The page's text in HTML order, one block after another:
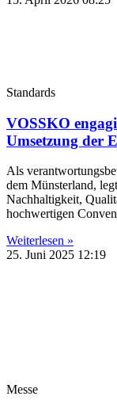
Standards
VOSSKO
Umsetzung der
Als
dem Münsterland,
Nachhaltigkeit,
hochwertigen
Weiterlesen »
25. Juni 2025 12:19
Messe